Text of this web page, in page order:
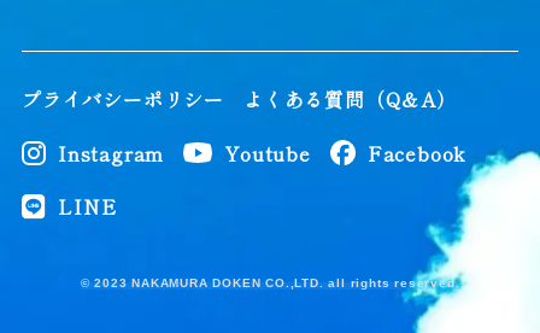
プライバシーポリシー
よくある質問（Q＆A）
Instagram
Youtube
Facebook
LINE
© 2023 NAKAMURA DOKEN CO.,LTD. all rights reserved.